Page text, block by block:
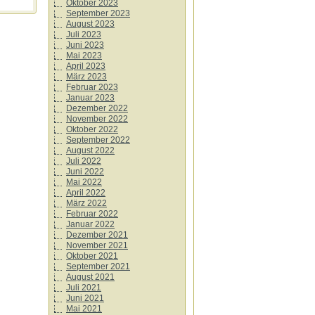
Oktober 2023
September 2023
August 2023
Juli 2023
Juni 2023
Mai 2023
April 2023
März 2023
Februar 2023
Januar 2023
Dezember 2022
November 2022
Oktober 2022
September 2022
August 2022
Juli 2022
Juni 2022
Mai 2022
April 2022
März 2022
Februar 2022
Januar 2022
Dezember 2021
November 2021
Oktober 2021
September 2021
August 2021
Juli 2021
Juni 2021
Mai 2021